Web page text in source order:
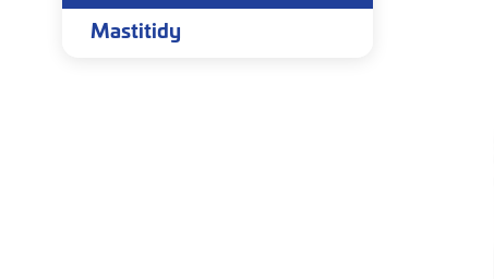
Mastitidy